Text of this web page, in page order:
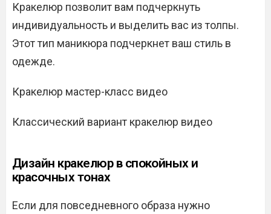
Кракелюр позволит вам подчеркнуть
индивидуальность и выделить вас из толпы.
Этот тип маникюра подчеркнет ваш стиль в
одежде.
Кракелюр мастер-класс видео
Классический вариант кракелюр видео
Дизайн кракелюр в спокойных и
красочных тонах
Если для повседневного образа нужно